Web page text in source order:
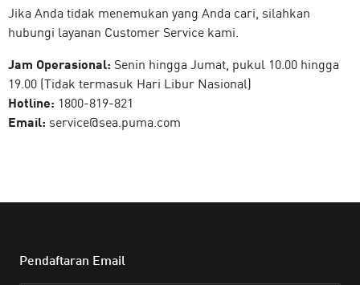
Jika Anda tidak menemukan yang Anda cari, silahkan
hubungi layanan Customer Service kami.
Jam Operasional: Senin hingga Jumat, pukul 10.00 hingga
19.00 (Tidak termasuk Hari Libur Nasional)
Hotline: 1800-819-821
Email: service@sea.puma.com
Pendaftaran Email